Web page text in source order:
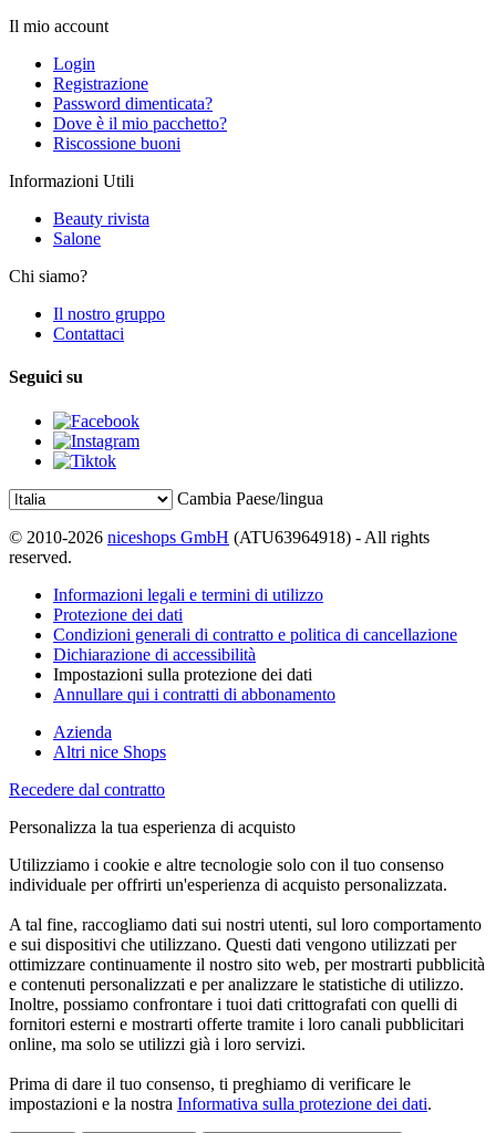
Il mio account
Login
Registrazione
Password dimenticata?
Dove è il mio pacchetto?
Riscossione buoni
Informazioni Utili
Beauty rivista
Salone
Chi siamo?
Il nostro gruppo
Contattaci
Seguici su
Cambia Paese/lingua
© 2010-2026 niceshops GmbH (ATU63964918) - All rights
reserved.
Informazioni legali e termini di utilizzo
Protezione dei dati
Condizioni generali di contratto e politica di cancellazione
Dichiarazione di accessibilità
Impostazioni sulla protezione dei dati
Annullare qui i contratti di abbonamento
Azienda
Altri nice Shops
Recedere dal contratto
Personalizza la tua esperienza di acquisto
Utilizziamo i cookie e altre tecnologie solo con il tuo consenso
individuale per offrirti un'esperienza di acquisto personalizzata.
A tal fine, raccogliamo dati sui nostri utenti, sul loro comportamento
e sui dispositivi che utilizzano. Questi dati vengono utilizzati per
ottimizzare continuamente il nostro sito web, per mostrarti pubblicità
e contenuti personalizzati e per analizzare le statistiche di utilizzo.
Inoltre, possiamo confrontare i tuoi dati crittografati con quelli di
fornitori esterni e mostrarti offerte tramite i loro canali pubblicitari
online, ma solo se utilizzi già i loro servizi.
Prima di dare il tuo consenso, ti preghiamo di verificare le
impostazioni e la nostra Informativa sulla protezione dei dati.